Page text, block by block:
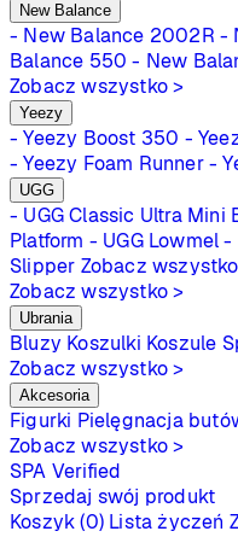
New Balance
- New Balance 2002R -
Balance 550 - New
Zobacz wszystko >
Yeezy
- Yeezy Boost 350 -
- Yeezy Foam Runner -
UGG
- UGG Classic Ultra Mini
Platform - UGG Lowmel -
Slipper Zobacz
Zobacz wszystko >
Ubrania
Bluzy Koszulki Koszule
Zobacz wszystko >
Akcesoria
Figurki Pielęgnacja
Zobacz wszystko >
SPA Verified
Sprzedaj swój produkt
Koszyk (0) Lista życzeń